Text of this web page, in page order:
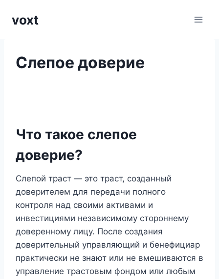
voxt
Слепое доверие
Что такое слепое
доверие?
Слепой траст — это траст, созданный
доверителем для передачи полного
контроля над своими активами и
инвестициями независимому стороннему
доверенному лицу. После создания
доверительный управляющий и бенефициар
практически не знают или не вмешиваются в
управление трастовым фондом или любым